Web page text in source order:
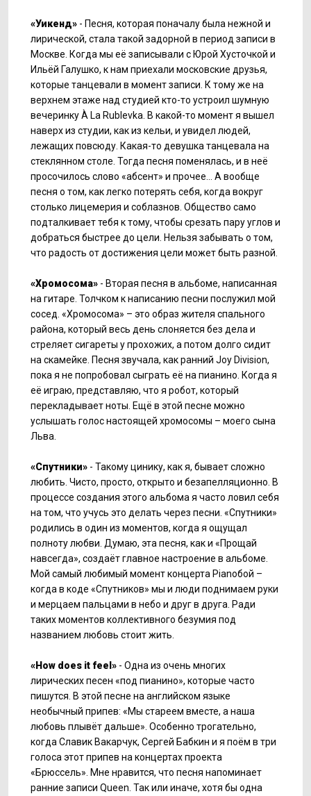
«Уикенд» - Песня, которая поначалу была нежной и
лирической, стала такой задорной в период записи в
Москве. Когда мы её записывали с Юрой Хусточкой и
Ильёй Галушко, к нам приехали московские друзья,
которые танцевали в момент записи. К тому же на
верхнем этаже над студией кто-то устроил шумную
вечеринку À La Rublevka. В какой-то момент я вышел
наверх из студии, как из кельи, и увидел людей,
лежащих повсюду. Какая-то девушка танцевала на
стеклянном столе. Тогда песня поменялась, и в неё
просочилось слово «абсент» и прочее... А вообще
песня о том, как легко потерять себя, когда вокруг
столько лицемерия и соблазнов. Общество само
подталкивает тебя к тому, чтобы срезать пару углов и
добраться быстрее до цели. Нельзя забывать о том,
что радость от достижения цели может быть разной.
«Хромосома» - Вторая песня в альбоме, написанная
на гитаре. Толчком к написанию песни послужил мой
сосед. «Хромосома» – это образ жителя спального
района, который весь день слоняется без дела и
стреляет сигареты у прохожих, а потом долго сидит
на скамейке. Песня звучала, как ранний Joy Division,
пока я не попробовал сыграть её на пианино. Когда я
её играю, представляю, что я робот, который
перекладывает ноты. Ещё в этой песне можно
услышать голос настоящей хромосомы – моего сына
Льва.
«Спутники» - Такому цинику, как я, бывает сложно
любить. Чисто, просто, открыто и безапелляционно. В
процессе создания этого альбома я часто ловил себя
на том, что учусь это делать через песни. «Спутники»
родились в один из моментов, когда я ощущал
полноту любви. Думаю, эта песня, как и «Прощай
навсегда», создаёт главное настроение в альбоме.
Мой самый любимый момент концерта Pianoбой –
когда в коде «Спутников» мы и люди поднимаем руки
и мерцаем пальцами в небо и друг в друга. Ради
таких моментов коллективного безумия под
названием любовь стоит жить.
«How does it feel» - Одна из очень многих
лирических песен «под пианино», которые часто
пишутся. В этой песне на английском языке
необычный припев: «Мы стареем вместе, а наша
любовь плывёт дальше». Особенно трогательно,
когда Славик Вакарчук, Сергей Бабкин и я поём в три
голоса этот припев на концертах проекта
«Брюссель». Мне нравится, что песня напоминает
ранние записи Queen. Так или иначе, хотя бы одна